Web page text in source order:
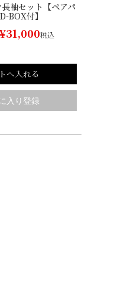
袖セット【ペアパ
BOX付】
¥31,000税込
へ入れる